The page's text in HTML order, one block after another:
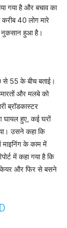
गया है और बचाव का
40 लोग मारे
नुकसान हुआ है।
से 55 के बीच बताई।
और मलबे को
ब्रॉडकास्टर
घायल हुए, कई घरों
उसने कहा कि
के काम में
में कहा गया है कि
केयर और फिर से बसने